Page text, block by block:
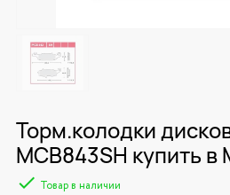
Торм.колодки
MCB843SH купить в
Товар в наличии